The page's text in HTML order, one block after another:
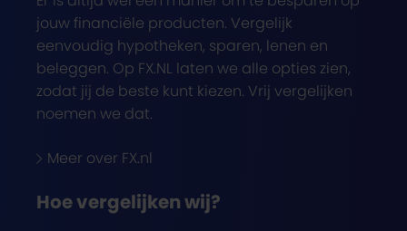
jouw financiële producten. Vergelijk
eenvoudig hypotheken, sparen, lenen en
beleggen. Op FX.NL laten we alle opties zien,
zodat jij de beste kunt kiezen. Vrij vergelijken
noemen we dat.
Meer over FX.nl
Hoe vergelijken wij?